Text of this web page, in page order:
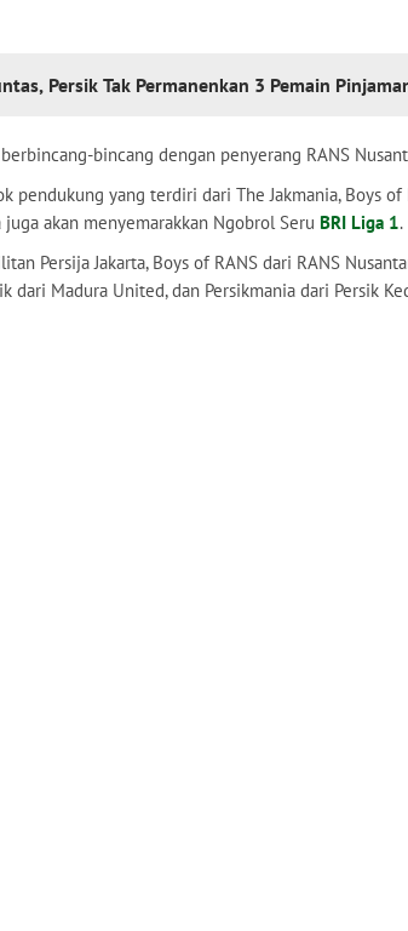
Persik Tak Permanenkan 3 Pemain
bincang dengan penyerang RANS
pendukung yang terdiri dari The Jakmania, Boys of
akan menyemarakkan Ngobrol Seru BRI Liga 1.
Persija Jakarta, Boys of RANS dari RANS
dari Madura United, dan Persikmania dari Persik